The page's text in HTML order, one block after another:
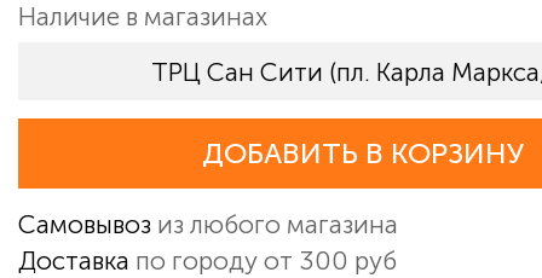
Наличие в магазинах
ТРЦ Сан Сити (пл. Карла
ДОБАВИТЬ В КОРЗИНУ
Самовывоз из любого магазина
Доставка по городу от 300 руб